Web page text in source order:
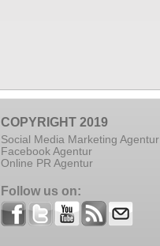
COPYRIGHT 2019
Social Media Marketing Agentur
Facebook Agentur
Online PR Agentur
Follow us on: